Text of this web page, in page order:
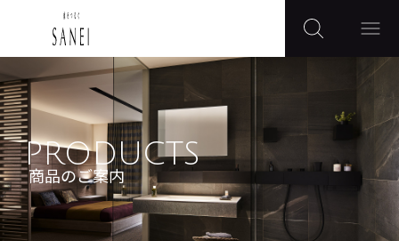
PRODUCTS
商品のご案内